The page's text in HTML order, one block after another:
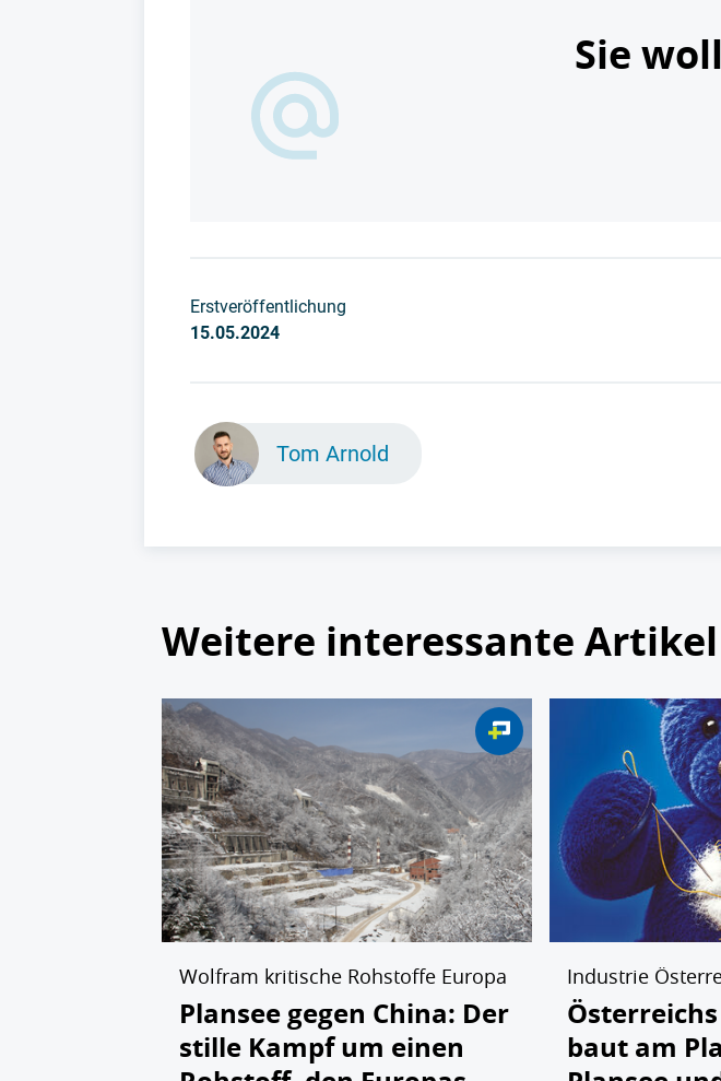
Sie
Erstveröffentlichung
15.05.2024
Tom Arnold
Weitere interessante Artikel
Wolfram kritische Rohstoffe Europa
Plansee gegen China: Der
stille Kampf um einen
Industrie
baut am